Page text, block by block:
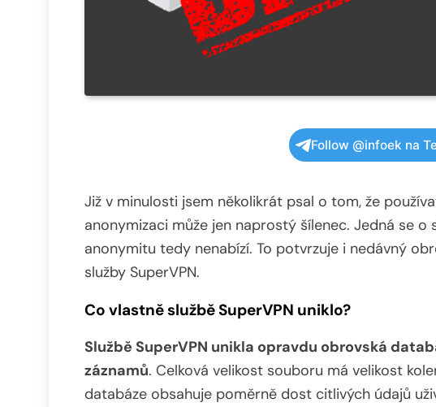
Follow @infoek na
Již v minulosti jsem několikrát psal o tom, že
anonymizaci může jen naprostý šílenec. Jedná se
anonymitu tedy nenabízí. To potvrzuje i nedávný
služby SuperVPN.
Co vlastně službě SuperVPN uniklo?
Službě SuperVPN unikla opravdu obrovská
záznamů. Celková velikost souboru má velikost
databáze obsahuje poměrně dost citlivých údajů